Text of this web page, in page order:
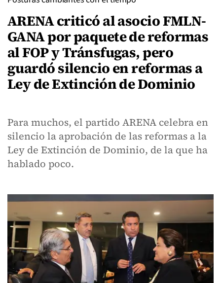
ARENA criticó al asocio FMLN-
GANA por paquete de reformas
al FOP y Tránsfugas, pero
guardó silencio en reformas a
Ley de Extinción de Dominio
Para muchos, el partido ARENA celebra en
silencio la aprobación de las reformas a la
Ley de Extinción de Dominio, de la que ha
hablado poco.